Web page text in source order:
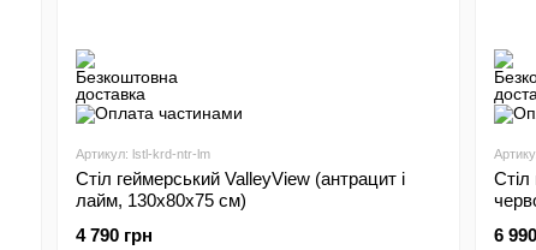
Артикул: lstl-krd-ntr-lm
Стіл геймерський ValleyView (антрацит і
лайм, 130х80х75 см)
4 790 грн
Стіл
6